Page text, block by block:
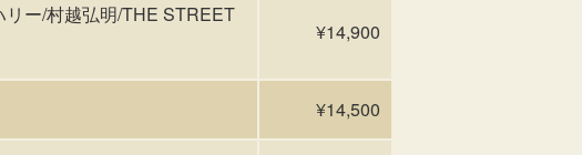
ー/村越弘明/THE STREET
¥14,900
¥14,500